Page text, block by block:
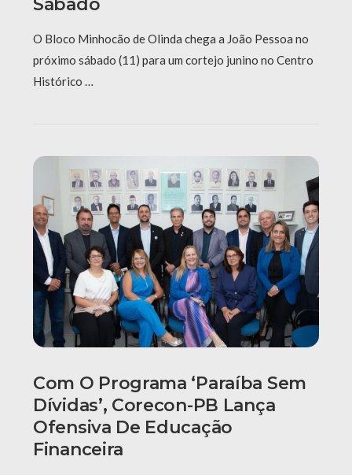
Sábado
O Bloco Minhocão de Olinda chega a João Pessoa no
próximo sábado (11) para um cortejo junino no Centro
Histórico …
Com O Programa ‘Paraíba Sem
Dívidas’, Corecon-PB Lança
Ofensiva De Educação
Financeira